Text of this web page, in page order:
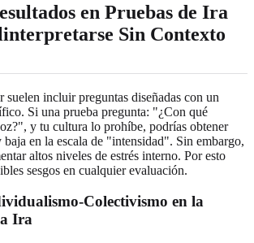
en Pruebas de Ira
Sin Contexto
suelen incluir preguntas diseñadas con un
Si una prueba pregunta: "¿Con qué
y tu cultura lo prohíbe, podrías obtener
en la escala de "intensidad". Sin embargo,
altos niveles de estrés interno. Por esto
sesgos en cualquier evaluación.
Colectivismo en la
Ira